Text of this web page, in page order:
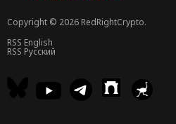
Copyright © 2026 RedRightCrypto.
RSS English
RSS Русский